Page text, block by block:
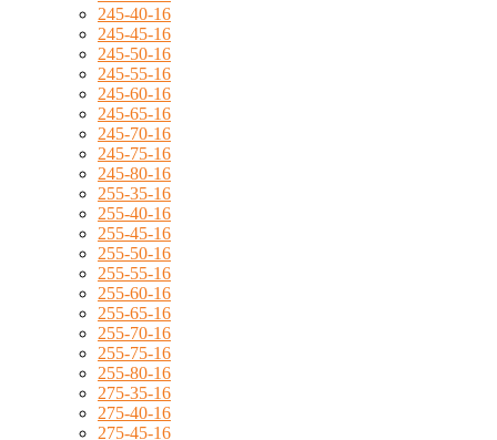
245-40-16
245-45-16
245-50-16
245-55-16
245-60-16
245-65-16
245-70-16
245-75-16
245-80-16
255-35-16
255-40-16
255-45-16
255-50-16
255-55-16
255-60-16
255-65-16
255-70-16
255-75-16
255-80-16
275-35-16
275-40-16
275-45-16